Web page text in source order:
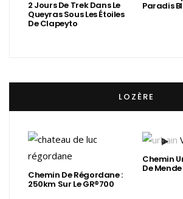
2 Jours De Trek Dans Le
Queyras Sous Les Étoiles
De Clapeyto
Paradis
LOZÈRE
Chemin De Régordane :
250km Sur Le GR®700
Chemin
De